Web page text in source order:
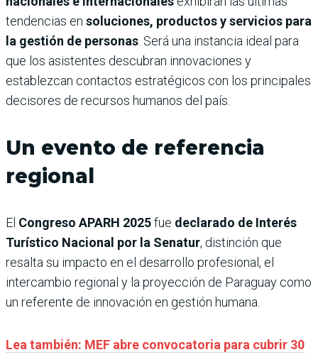
tendencias en soluciones, productos y servicios para
la gestión de personas . Será una instancia ideal para
que los asistentes descubran innovaciones y
establezcan contactos estratégicos con los principales
decisores de recursos humanos del país.
Un evento de referencia
regional
El Congreso APARH 2025fue declarado de Interés
Turístico Nacional por la Senatur, distinción que
resalta su impacto en el desarrollo profesional, el
intercambio regional y la proyección de Paraguay como
un referente de innovación en gestión humana.
Lea también: MEF abre convocatoria para cubrir 30